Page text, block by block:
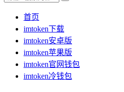
首页
imtoken下载
imtoken安卓版
imtoken苹果版
imtoken官网钱包
imtoken冷钱包